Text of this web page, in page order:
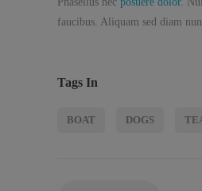
faucibus. Aliquam sed diam
Tags In
BOAT DOGS